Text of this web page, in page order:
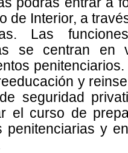
de Interior, a
Las
se centran
y
seguridad
el curso de
penitenciarias y